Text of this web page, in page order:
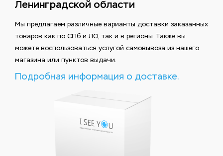
Ленинградской области
Мы предлагаем различные варианты доставки заказанных
товаров как по СПб и ЛО, так и в регионы. Также вы
можете воспользоваться услугой самовывоза из нашего
магазина или пунктов выдачи.
Подробная информация о доставке.